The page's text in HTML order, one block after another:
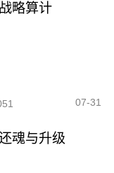
略算计
07-31
魂与升级